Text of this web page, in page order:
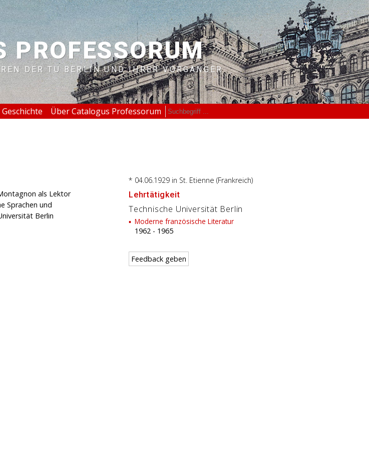
PROFESSORUM
DER TU BERLIN UND IHRER VORGÄNGER
Geschichte Über Catalogus Professorum
als Lektor
Sprachen und
Berlin
* 04.06.1929 in St. Etienne (Frankreich)
Lehrtätigkeit
Technische Universität Berlin
Moderne französische Literatur
1962 - 1965
Feedback geben